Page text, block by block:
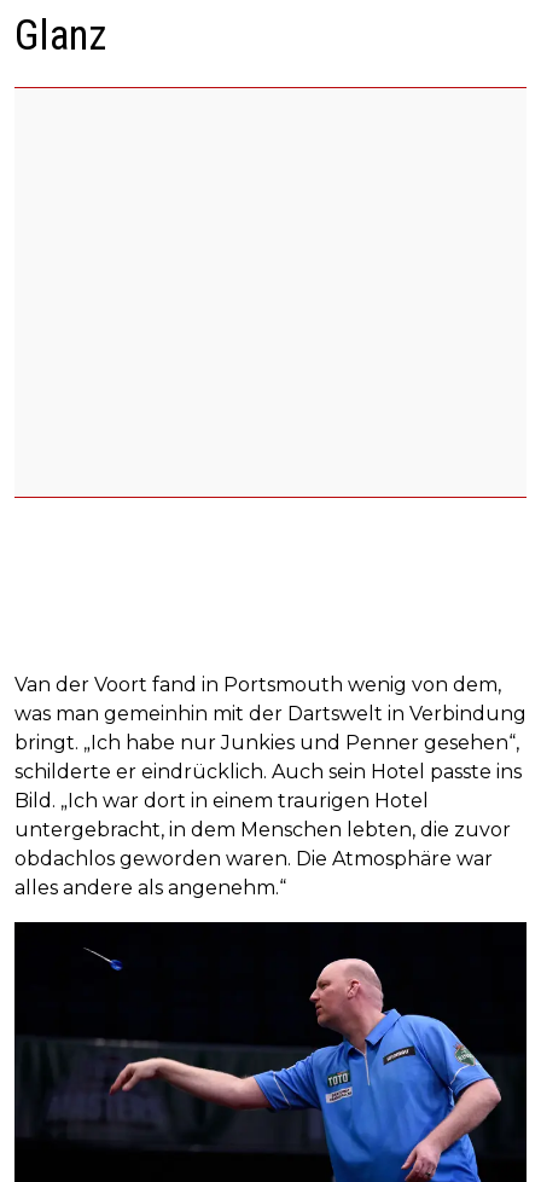
Glanz
Van der Voort fand in Portsmouth wenig von dem,
was man gemeinhin mit der Dartswelt in Verbindung
bringt. „Ich habe nur Junkies und Penner gesehen“,
schilderte er eindrücklich. Auch sein Hotel passte ins
Bild. „Ich war dort in einem traurigen Hotel
untergebracht, in dem Menschen lebten, die zuvor
obdachlos geworden waren. Die Atmosphäre war
alles andere als angenehm.“